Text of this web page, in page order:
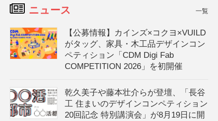
ニュース 一覧
【公募情報】カインズ×コクヨ×VUILD
がタッグ、家具・木工品デザインコン
ペティション「CDM Digi Fab
COMPETITION 2026」を初開催
乾久美子や藤本壮介らが登壇、「長谷
工 住まいのデザインコンペティション
20回記念 特別講演会」が8月19日に開